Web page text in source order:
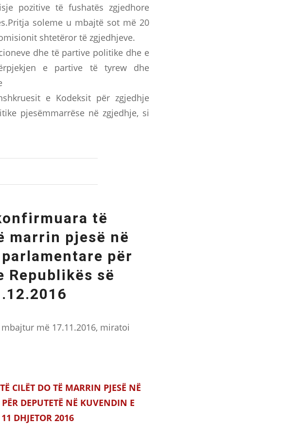
pozitive të fushatës zgjedhore
soleme u mbajtë sot më 20
shtetëror të zgjedhjeve.
dhe të partive politike dhe e
e partive të tyrew dhe
e Kodeksit për zgjedhje
pjesëmmarrëse në zgjedhje, si
të
marrin pjesë në
për
Republikës së
më 17.11.2016, miratoi
CILËT DO TË MARRIN PJESË NË
DEPUTETË NË KUVENDIN E
DHJETOR 2016